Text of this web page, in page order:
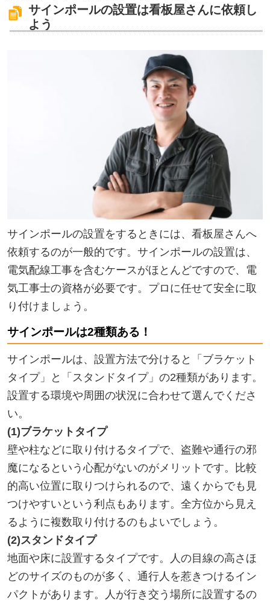
サインポールの設置は看板屋さんに依頼し
よう
サインポールの設置をするときには、看板屋さんへ
依頼するのが一般的です。サインポールの設置は、
電気配線工事を含むケースがほとんどですので、電
気工事士の資格が必要です。プロに任せて安全に取
り付けましょう。
サインポールは2種類ある！
サインポールは、設置方法で分けると「ブラケット
タイプ」と「スタンドタイプ」の2種類があります。
設置する環境や周囲の状況に合わせて選んでくださ
い。
(1)ブラケットタイプ
壁や柱などに取り付けるタイプで、盗難や通行の邪
魔になるという心配がないのがメリットです。比較
的高い位置に取りつけられるので、遠くからでも見
つけやすいという利点もあります。全方位から見え
るように複数取り付けるのもよいでしょう。
(2)スタンドタイプ
地面や床に設置するタイプです。人の目線の高さほ
どのサイズのものが多く、通行人を惹きつけるイン
パクトがあります。人が行き交う場所に設置するの